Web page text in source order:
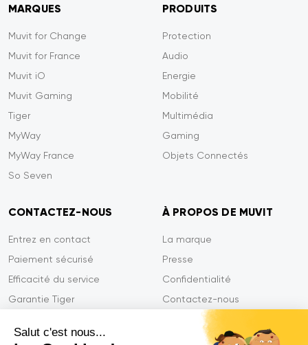
Salut c'est nous...
MARQUES
Muvit for Change
Muvit for France
Muvit iO
Muvit Gaming
Tiger
MyWay
MyWay France
So Seven
PRODUITS
Protection
Audio
Energie
Mobilité
Multimédia
Gaming
Objets Connectés
CONTACTEZ-NOUS
Entrez en contact
Paiement sécurisé
Efficacité du service
Garantie Tiger
À PROPOS DE MUVIT
La marque
Presse
Confidentialité
Contactez-nous